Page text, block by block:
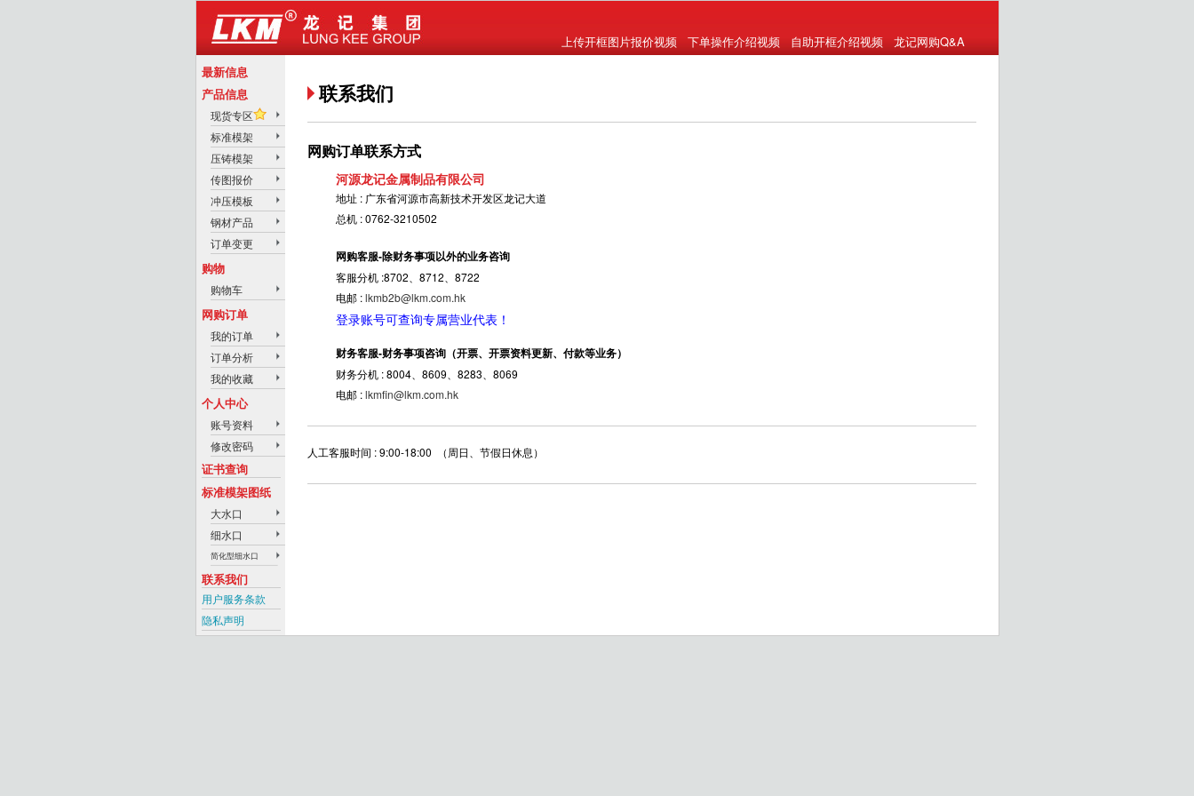
上传开框图片报价视频 下单操作介绍视频 自助开框介绍视频 龙记网购Q&A
最新信息
产品信息
现货专区
标准模架
压铸模架
传图报价
冲压模板
钢材产品
订单变更
购物
购物车
网购订单
我的订单
订单分析
我的收藏
个人中心
账号资料
修改密码
证书查询
标准模架图纸
大水口
细水口
简化型细水口
联系我们
用户服务条款
隐私声明
联系我们
网购订单联系方式
河源龙记金属制品有限公司
地址 : 广东省河源市高新技术开发区龙记大道
总机 : 0762-3210502
网购客服-除财务事项以外的业务咨询
客服分机 :8702、8712、8722
电邮 :lkmb2b@lkm.com.hk
登录账号可查询专属营业代表！
财务客服-财务事项咨询（开票、开票资料更新、付款等业务）
财务分机 : 8004、8609、8283、8069
电邮 :lkmfin@lkm.com.hk
人工客服时间 : 9:00-18:00 （周日、节假日休息）